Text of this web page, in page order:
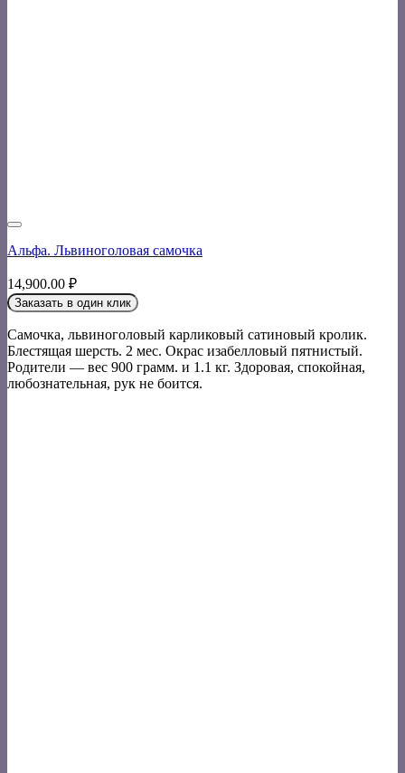
Альфа. Львиноголовая самочка
14,900.00 ₽
Заказать в один клик
Самочка, львиноголовый карликовый сатиновый кролик.
Блестящая шерсть. 2 мес. Окрас изабелловый пятнистый.
Родители — вес 900 грамм. и 1.1 кг. Здоровая, спокойная,
любознательная, рук не боится.